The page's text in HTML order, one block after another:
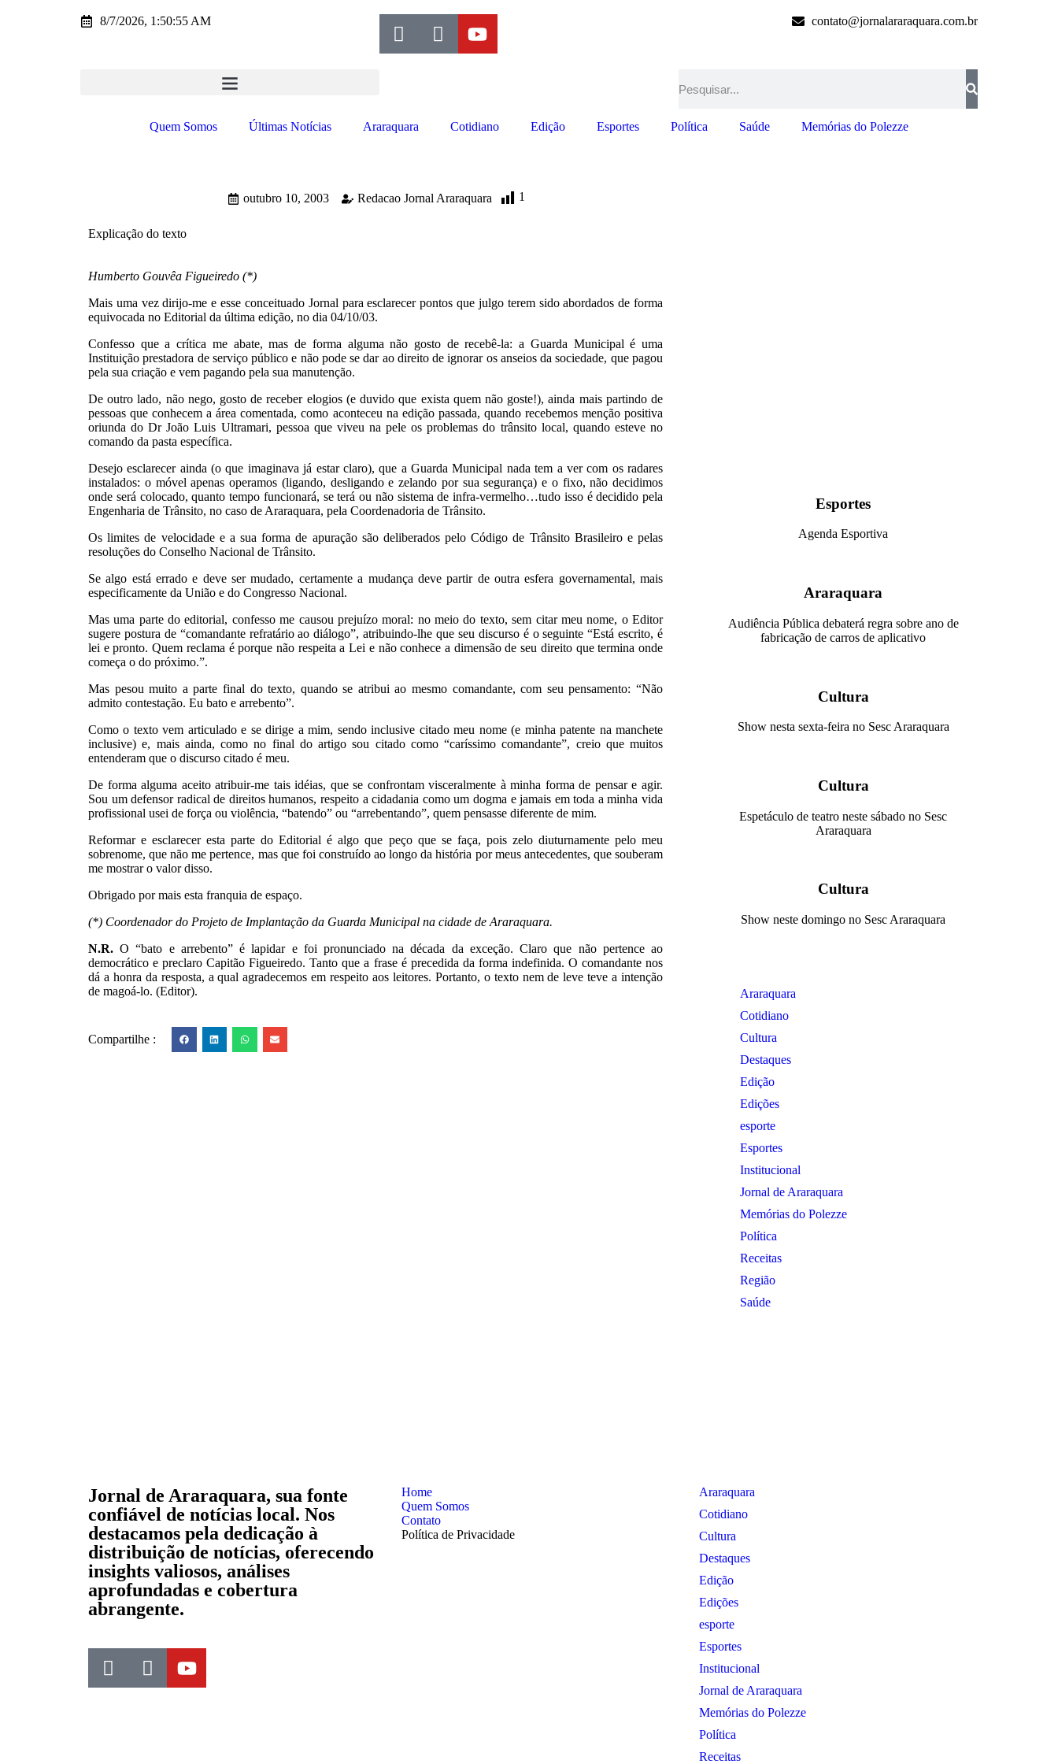
8/7/2026, 1:50:55 AM contato@jornalararaquara.com.br
Quem Somos Últimas Notícias Araraquara Cotidiano Edição Esportes Política Saúde Memórias do Polezze
outubro 10, 2003 Redacao Jornal Araraquara 1
Explicação do texto
Humberto Gouvêa Figueiredo (*)
Mais uma vez dirijo-me e esse conceituado Jornal para esclarecer pontos que julgo terem sido abordados de forma
equivocada no Editorial da última edição, no dia 04/10/03.
Confesso que a crítica me abate, mas de forma alguma não gosto de recebê-la: a Guarda Municipal é uma
Instituição prestadora de serviço público e não pode se dar ao direito de ignorar os anseios da sociedade, que pagou
pela sua criação e vem pagando pela sua manutenção.
De outro lado, não nego, gosto de receber elogios (e duvido que exista quem não goste!), ainda mais partindo de
pessoas que conhecem a área comentada, como aconteceu na edição passada, quando recebemos menção positiva
oriunda do Dr João Luis Ultramari, pessoa que viveu na pele os problemas do trânsito local, quando esteve no
comando da pasta específica.
Desejo esclarecer ainda (o que imaginava já estar claro), que a Guarda Municipal nada tem a ver com os radares
instalados: o móvel apenas operamos (ligando, desligando e zelando por sua segurança) e o fixo, não decidimos
onde será colocado, quanto tempo funcionará, se terá ou não sistema de infra-vermelho…tudo isso é decidido pela
Engenharia de Trânsito, no caso de Araraquara, pela Coordenadoria de Trânsito.
Os limites de velocidade e a sua forma de apuração são deliberados pelo Código de Trânsito Brasileiro e pelas
resoluções do Conselho Nacional de Trânsito.
Se algo está errado e deve ser mudado, certamente a mudança deve partir de outra esfera governamental, mais
especificamente da União e do Congresso Nacional.
Mas uma parte do editorial, confesso me causou prejuízo moral: no meio do texto, sem citar meu nome, o Editor
sugere postura de “comandante refratário ao diálogo”, atribuindo-lhe que seu discurso é o seguinte “Está escrito, é
lei e pronto. Quem reclama é porque não respeita a Lei e não conhece a dimensão de seu direito que termina onde
começa o do próximo.”.
Mas pesou muito a parte final do texto, quando se atribui ao mesmo comandante, com seu pensamento: “Não
admito contestação. Eu bato e arrebento”.
Como o texto vem articulado e se dirige a mim, sendo inclusive citado meu nome (e minha patente na manchete
inclusive) e, mais ainda, como no final do artigo sou citado como “caríssimo comandante”, creio que muitos
entenderam que o discurso citado é meu.
De forma alguma aceito atribuir-me tais idéias, que se confrontam visceralmente à minha forma de pensar e agir.
Sou um defensor radical de direitos humanos, respeito a cidadania como um dogma e jamais em toda a minha vida
profissional usei de força ou violência, “batendo” ou “arrebentando”, quem pensasse diferente de mim.
Reformar e esclarecer esta parte do Editorial é algo que peço que se faça, pois zelo diuturnamente pelo meu
sobrenome, que não me pertence, mas que foi construído ao longo da história por meus antecedentes, que souberam
me mostrar o valor disso.
Obrigado por mais esta franquia de espaço.
(*) Coordenador do Projeto de Implantação da Guarda Municipal na cidade de Araraquara.
N.R. O “bato e arrebento” é lapidar e foi pronunciado na década da exceção. Claro que não pertence ao
democrático e preclaro Capitão Figueiredo. Tanto que a frase é precedida da forma indefinida. O comandante nos
dá a honra da resposta, a qual agradecemos em respeito aos leitores. Portanto, o texto nem de leve teve a intenção
de magoá-lo. (Editor).
Compartilhe :
Esportes
Agenda Esportiva
Araraquara
Audiência Pública debaterá regra sobre ano de
fabricação de carros de aplicativo
Cultura
Show nesta sexta-feira no Sesc Araraquara
Cultura
Espetáculo de teatro neste sábado no Sesc
Araraquara
Cultura
Show neste domingo no Sesc Araraquara
Araraquara
Cotidiano
Cultura
Destaques
Edição
Edições
esporte
Esportes
Institucional
Jornal de Araraquara
Memórias do Polezze
Política
Receitas
Região
Saúde
Jornal de Araraquara, sua fonte
confiável de notícias local. Nos
destacamos pela dedicação à
distribuição de notícias, oferecendo
insights valiosos, análises
aprofundadas e cobertura
abrangente.
Home
Quem Somos
Contato
Política de Privacidade
Araraquara
Cotidiano
Cultura
Destaques
Edição
Edições
esporte
Esportes
Institucional
Jornal de Araraquara
Memórias do Polezze
Política
Receitas